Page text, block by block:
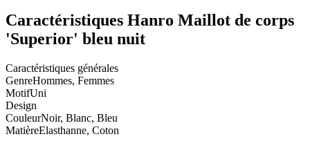
Caractéristiques Hanro Maillot de corps
'Superior' bleu nuit
Caractéristiques générales
GenreHommes, Femmes
MotifUni
Design
CouleurNoir, Blanc, Bleu
MatièreElasthanne, Coton